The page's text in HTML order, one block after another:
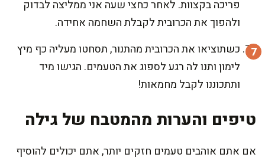
פריכה בקצוות. לאחר כחצי שעה אני ממליצה לבדוק
ולהפוך את הכרובית לקבלת השחמה אחידה.
כשתוציאו את הכרובית מהתנור, תסחטו מעליה כף מיץ
לימון ותנו לה רגע לספוג את הטעמים. הגישו מיד
ותתכוננו לקבל מחמאות!
טיפים והערות מהמטבח של גילה
אם אתם אוהבים טעמים חזקים יותר, אתם יכולים להוסיף